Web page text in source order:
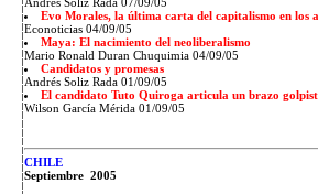
Evo Morales, la última carta del capitalismo en los
Econoticias 04/09/05
Maya: El nacimiento del neoliberalismo
Mario Ronald Duran Chuquimia 04/09/05
Candidatos y promesas
Andrés Soliz Rada 01/09/05
El candidato Tuto Quiroga articula un brazo
Wilson García Mérida 01/09/05
CHILE
Septiembre 2005